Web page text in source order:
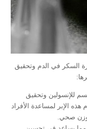
السكر في الدم وتحقيق
للإنسولين وتحقيق
الإبر لمساعدة الأفراد
وزن صحي.